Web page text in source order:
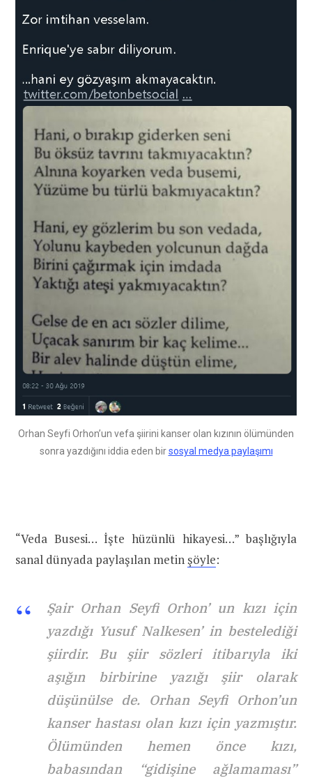
Orhan Seyfi Orhon’un vefa şiirini kanser olan kızının ölümünden
sonra yazdığını iddia eden birsosyal medya paylaşımı
“Veda Busesi… İşte hüzünlü hikayesi…” başlığıyla
sanal dünyada paylaşılan metin şöyle:
Şair Orhan Seyfi Orhon’ un kızı için
yazdığı Yusuf Nalkesen’ in bestelediği
şiirdir. Bu şiir sözleri itibarıyla iki
aşığın birbirine yazığı şiir olarak
düşünülse de. Orhan Seyfi Orhon’un
kanser hastası olan kızı için yazmıştır.
Ölümünden hemen önce kızı,
babasından “gidişine ağlamaması”